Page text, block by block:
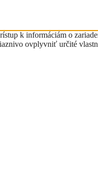
k informáciám o
ovplyvniť určité